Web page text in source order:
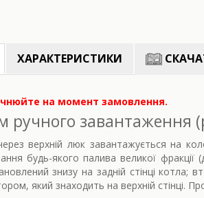
ХАРАКТЕРИСТИКИ
на момент замовлення.
ручного завантаження
верхній люк завантажується на
будь-якого палива великої
знизу на задній стінці котла;
який знаходить на верхній стінці.